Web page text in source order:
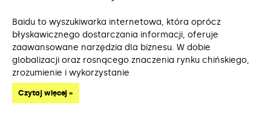
Baidu to wyszukiwarka internetowa, która oprócz
błyskawicznego dostarczania informacji, oferuje
zaawansowane narzędzia dla biznesu. W dobie
globalizacji oraz rosnącego znaczenia rynku chińskiego,
zrozumienie i wykorzystanie
Czytaj więcej »